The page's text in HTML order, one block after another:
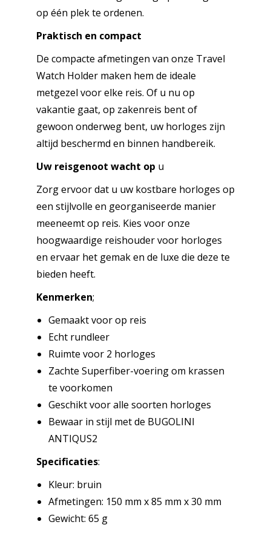
op één plek te ordenen.
Praktisch en compact
De compacte afmetingen van onze Travel
Watch Holder maken hem de ideale
metgezel voor elke reis. Of u nu op
vakantie gaat, op zakenreis bent of
gewoon onderweg bent, uw horloges zijn
altijd beschermd en binnen handbereik.
Uw reisgenoot wacht op u
Zorg ervoor dat u uw kostbare horloges op
een stijlvolle en georganiseerde manier
meeneemt op reis. Kies voor onze
hoogwaardige reishouder voor horloges
en ervaar het gemak en de luxe die deze te
bieden heeft.
Kenmerken;
Gemaakt voor op reis
Echt rundleer
Ruimte voor 2 horloges
Zachte Superfiber-voering om krassen
te voorkomen
Geschikt voor alle soorten horloges
Bewaar in stijl met de BUGOLINI
ANTIQUS2
Specificaties:
Kleur: bruin
Afmetingen: 150 mm x 85 mm x 30 mm
Gewicht: 65 g